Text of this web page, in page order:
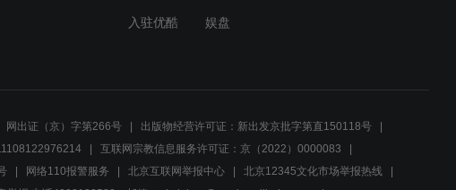
入驻优酷 娱盘
网出证（京）字第266号
出版物经营许可证：新出发京批字第直150118号
互联网宗教信息服务许可证：京（2022）0000083
网络110报警服务 北京互联网举报中心
北京12345文化市场举报热线